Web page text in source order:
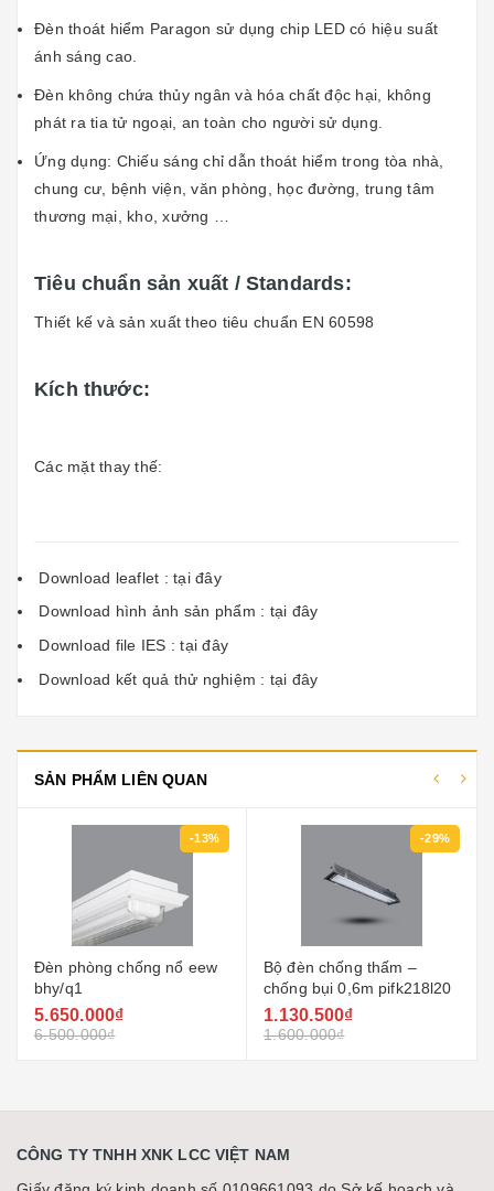
Đèn thoát hiểm Paragon sử dụng chip LED có hiệu suất
ánh sáng cao.
Đèn không chứa thủy ngân và hóa chất độc hại, không
phát ra tia tử ngoại, an toàn cho người sử dụng.
Ứng dụng: Chiếu sáng chỉ dẫn thoát hiểm trong tòa nhà,
chung cư, bệnh viện, văn phòng, học đường, trung tâm
thương mại, kho, xưởng …
Tiêu chuẩn sản xuất / Standards:
Thiết kế và sản xuất theo tiêu chuẩn EN 60598
Kích thước:
Các mặt thay thế:
Download leaflet : tại đây
Download hình ảnh sản phẩm : tại đây
Download file IES : tại đây
Download kết quả thử nghiệm : tại đây
SẢN PHẨM LIÊN QUAN
-13%
Đèn phòng chống nổ eew
bhy/q1
5.650.000₫
6.500.000₫
-29%
Bộ đèn chống thấm –
chống bụi 0,6m pifk218l20
1.130.500₫
1.600.000₫
CÔNG TY TNHH XNK LCC VIỆT NAM